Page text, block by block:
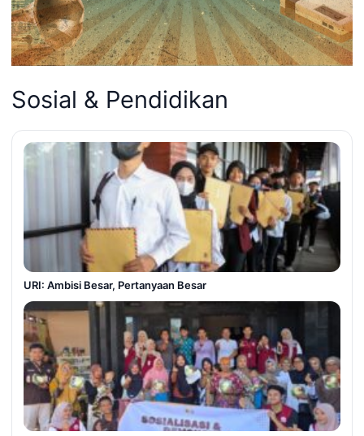
Sosial & Pendidikan
URI: Ambisi Besar, Pertanyaan Besar